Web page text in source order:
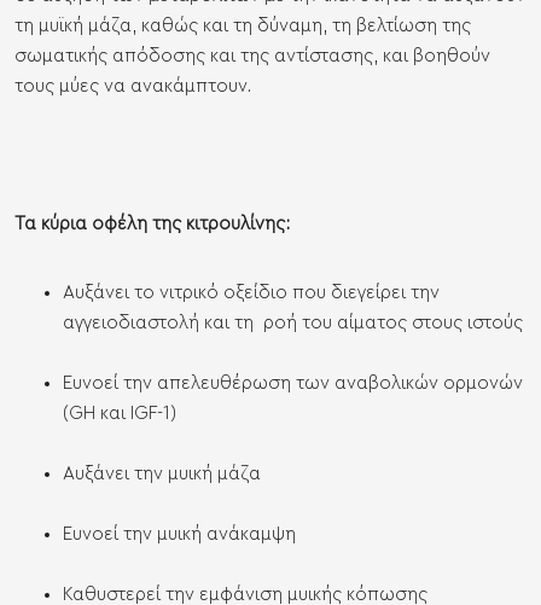
τη μυϊκή μάζα, καθώς και τη δύναμη, τη βελτίωση της
σωματικής απόδοσης και της αντίστασης, και βοηθούν
τους μύες να ανακάμπτουν.
Τα κύρια οφέλη της κιτρουλίνης:
Αυξάνει το νιτρικό οξείδιο που διεγείρει την
αγγειοδιαστολή και τη ροή του αίματος στους ιστούς
Ευνοεί την απελευθέρωση των αναβολικών ορμονών
(GH και IGF-1)
Αυξάνει την μυική μάζα
Ευνοεί την μυική ανάκαμψη
Καθυστερεί την εμφάνιση μυικής κόπωσης